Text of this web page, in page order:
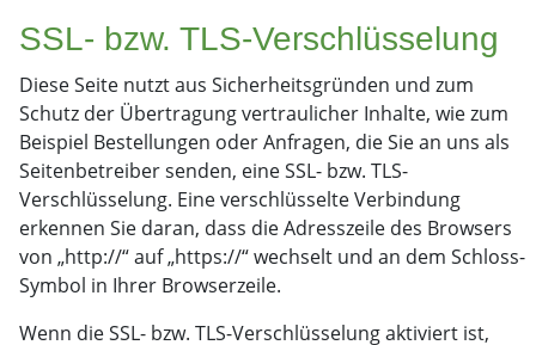
SSL- bzw. TLS-Verschlüsselung
Diese Seite nutzt aus Sicherheitsgründen und zum
Schutz der Übertragung vertraulicher Inhalte, wie zum
Beispiel Bestellungen oder Anfragen, die Sie an uns als
Seitenbetreiber senden, eine SSL- bzw. TLS-
Verschlüsselung. Eine verschlüsselte Verbindung
erkennen Sie daran, dass die Adresszeile des Browsers
von „http://“ auf „https://“ wechselt und an dem Schloss-
Symbol in Ihrer Browserzeile.
Wenn die SSL- bzw. TLS-Verschlüsselung aktiviert ist,